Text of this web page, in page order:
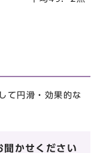
て円滑・効果的な
聞かせください